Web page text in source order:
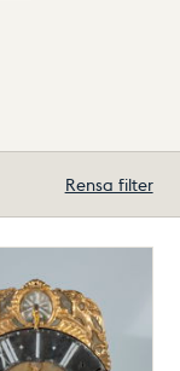
Rensa filter